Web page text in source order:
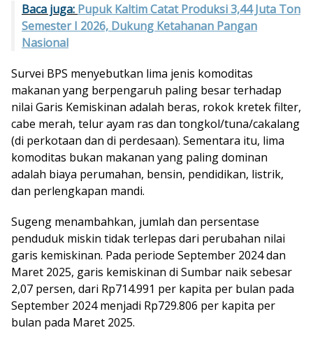
Baca juga: Pupuk Kaltim Catat Produksi 3,44 Juta Ton
Semester I 2026, Dukung Ketahanan Pangan
Nasional
Survei BPS menyebutkan lima jenis komoditas
makanan yang berpengaruh paling besar terhadap
nilai Garis Kemiskinan adalah beras, rokok kretek filter,
cabe merah, telur ayam ras dan tongkol/tuna/cakalang
(di perkotaan dan di perdesaan). Sementara itu, lima
komoditas bukan makanan yang paling dominan
adalah biaya perumahan, bensin, pendidikan, listrik,
dan perlengkapan mandi.
Sugeng menambahkan, jumlah dan persentase
penduduk miskin tidak terlepas dari perubahan nilai
garis kemiskinan. Pada periode September 2024 dan
Maret 2025, garis kemiskinan di Sumbar naik sebesar
2,07 persen, dari Rp714.991 per kapita per bulan pada
September 2024 menjadi Rp729.806 per kapita per
bulan pada Maret 2025.